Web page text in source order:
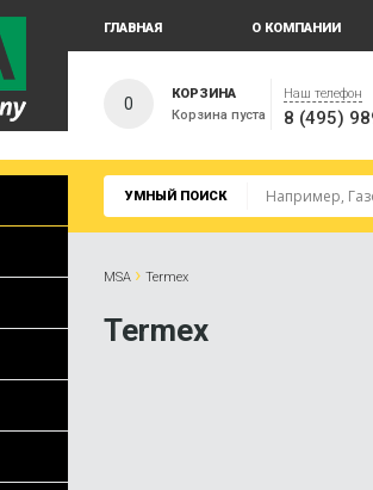
ГЛАВНАЯ О КОМПАНИИ
0
КОРЗИНА
Корзина пуста
Наш телефон
8 (495)
УМНЫЙ ПОИСК
MSA › Termex
Termex